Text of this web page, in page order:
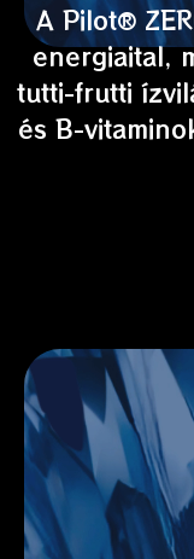
A Pilot®
energiaital,
tutti-frutti
és B-